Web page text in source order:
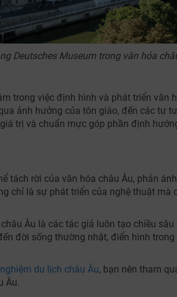
Deutsches Museum trong văn hóa
trong việc định hình và phát triển văn
ảnh hưởng của tôn giáo, đến các tư
trị và chuẩn mực góp phần định
tách rời của văn hóa châu Âu, phản
chỉ là sự phát triển của nghệ thuật
Âu là các tác giả luôn tạo chiều
đời sống thường nhật, điển hình
du lịch châu Âu, bạn nên tham
Âu.